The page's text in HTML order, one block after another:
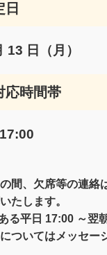
13 日（月）
応時間帯
間、欠席等の連絡
たします。
る平日 17:00 ～翌
ついてはメッセー